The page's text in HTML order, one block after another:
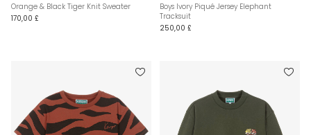
Orange & Black Tiger Knit Sweater
170,00 £
Boys Ivory Piqué Jersey Elephant
Tracksuit
250,00 £